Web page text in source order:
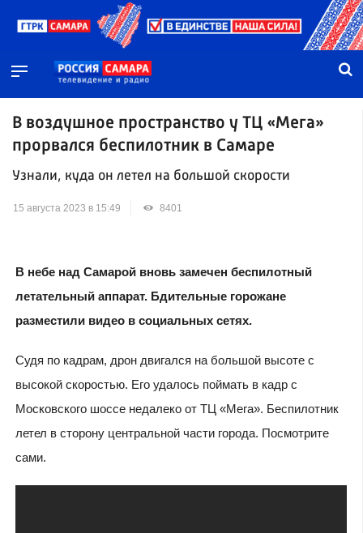
В воздушное пространство у ТЦ «Мега»
прорвался беспилотник в Самаре
Узнали, куда он летел на большой скорости
15 августа 2023 в 15:49 8401
В небе над Самарой вновь замечен беспилотный
летательный аппарат. Бдительные горожане
разместили видео в социальных сетях.
Судя по кадрам, дрон двигался на большой высоте с
высокой скоростью. Его удалось поймать в кадр с
Московского шоссе недалеко от ТЦ «Мега». Беспилотник
летел в сторону центральной части города. Посмотрите
сами.